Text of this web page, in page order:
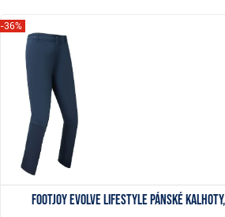
FootJoy Evolve Lifestyle pánské
-36%